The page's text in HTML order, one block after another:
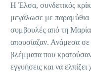
Η Έλσα, συνδετικός
μεγάλωσε με παραμύθια
συμβουλές από τη Μαρία
απουσίαζαν. Ανάμεσα σε
βλέμματα που
εγγυήσεις και να